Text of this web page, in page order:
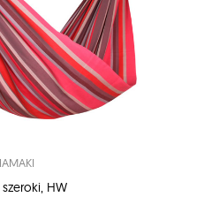
HW